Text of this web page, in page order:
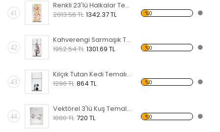
41
Renkli 23'lü Halkalar Temalı Beyaz Eşya Sticker
2013.56 TL 1342.37 TL %0
42
Kahverengi Sarmaşık Temalı Beyaz Eşya Sticker
1952.54 TL 1301.69 TL %0
43
Kılçık Tutan Kedi Temalı Beyaz Eşya Sticker
1296 TL 864 TL %0
44
Vektörel 3'lü Kuş Temalı Beyaz Eşya Sticker
1080 TL 720 TL %0